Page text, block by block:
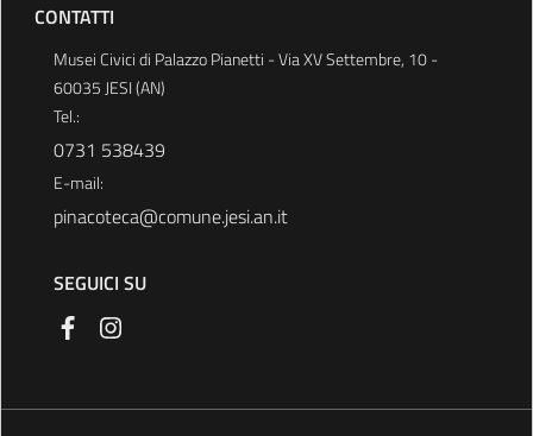
CONTATTI
Musei Civici di Palazzo Pianetti - Via XV Settembre, 10 -
60035 JESI (AN)
Tel.:
0731 538439
E-mail:
pinacoteca@comune.jesi.an.it
SEGUICI SU